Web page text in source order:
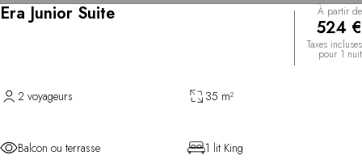
Era Junior Suite À partir de
524 €
Taxes incluses
pour 1 nuit
2 voyageurs 35 m²
Balcon ou terrasse 1 lit King